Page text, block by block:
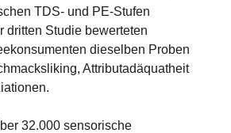
TDS- und PE-Stufen
dritten Studie bewerteten
dieselben Proben
Attributadäquatheit
32.000 sensorische